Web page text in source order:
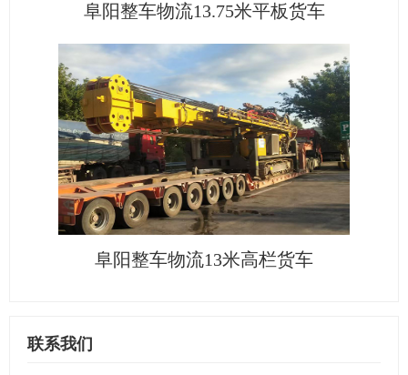
阜阳整车物流13.75米平板货车
阜阳整车物流13米高栏货车
联系我们